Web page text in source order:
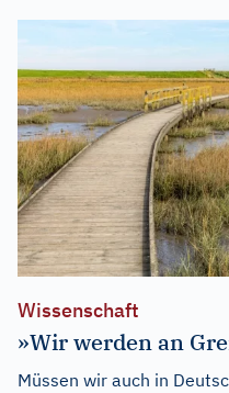
Wissenschaft
»Wir werden an
Müssen wir auch in